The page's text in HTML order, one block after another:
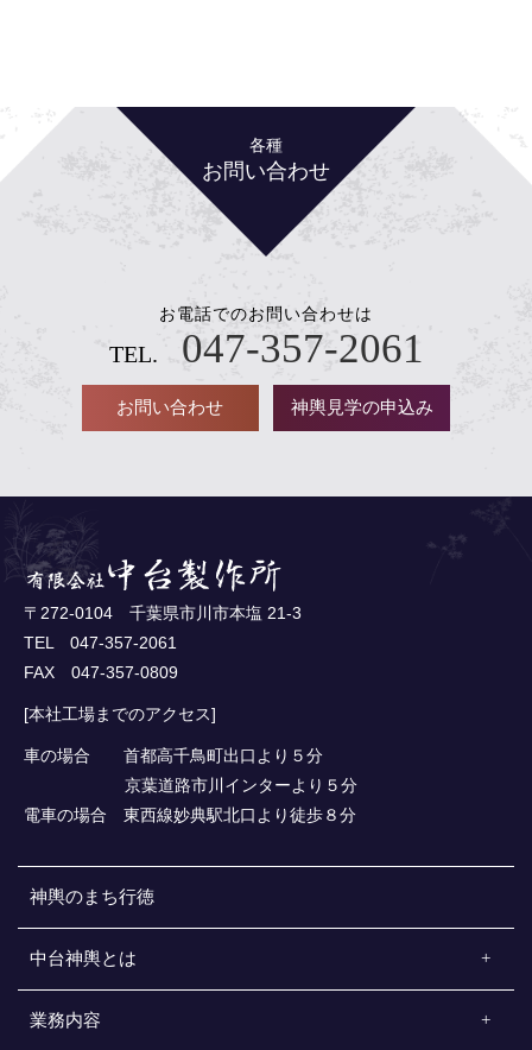
各種
お問い合わせ
お電話でのお問い合わせは
TEL. 047-357-2061
お問い合わせ 神輿見学の申込み
〒272-0104 千葉県市川市本塩 21-3
TEL 047-357-2061
FAX 047-357-0809
[本社工場までのアクセス]
車の場合 首都高千鳥町出口より５分
京葉道路市川インターより５分
電車の場合 東西線妙典駅北口より徒歩８分
神輿のまち行徳
中台神輿とは
業務内容